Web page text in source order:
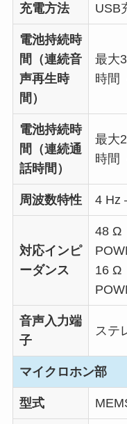
充電方法 USB
電池持続時
間（連続音
声再生時
間）
最大
時間
電池持続時
間（連続通
話時間）
最大
時間
周波数特性 4 Hz
対応インピ
ーダンス
48 Ω
16 Ω
音声入力端
子
ステ
マイクロホン部
型式